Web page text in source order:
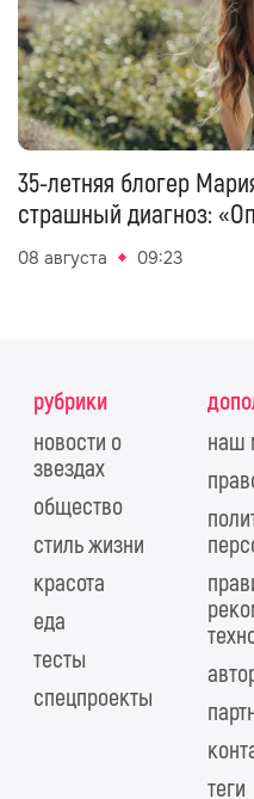
35-летняя блогер
страшный диагноз:
08 августа 09:23
рубрики
новости о
звездах
общество
стиль жизни
красота
еда
тесты
спецпроекты
наш
теги